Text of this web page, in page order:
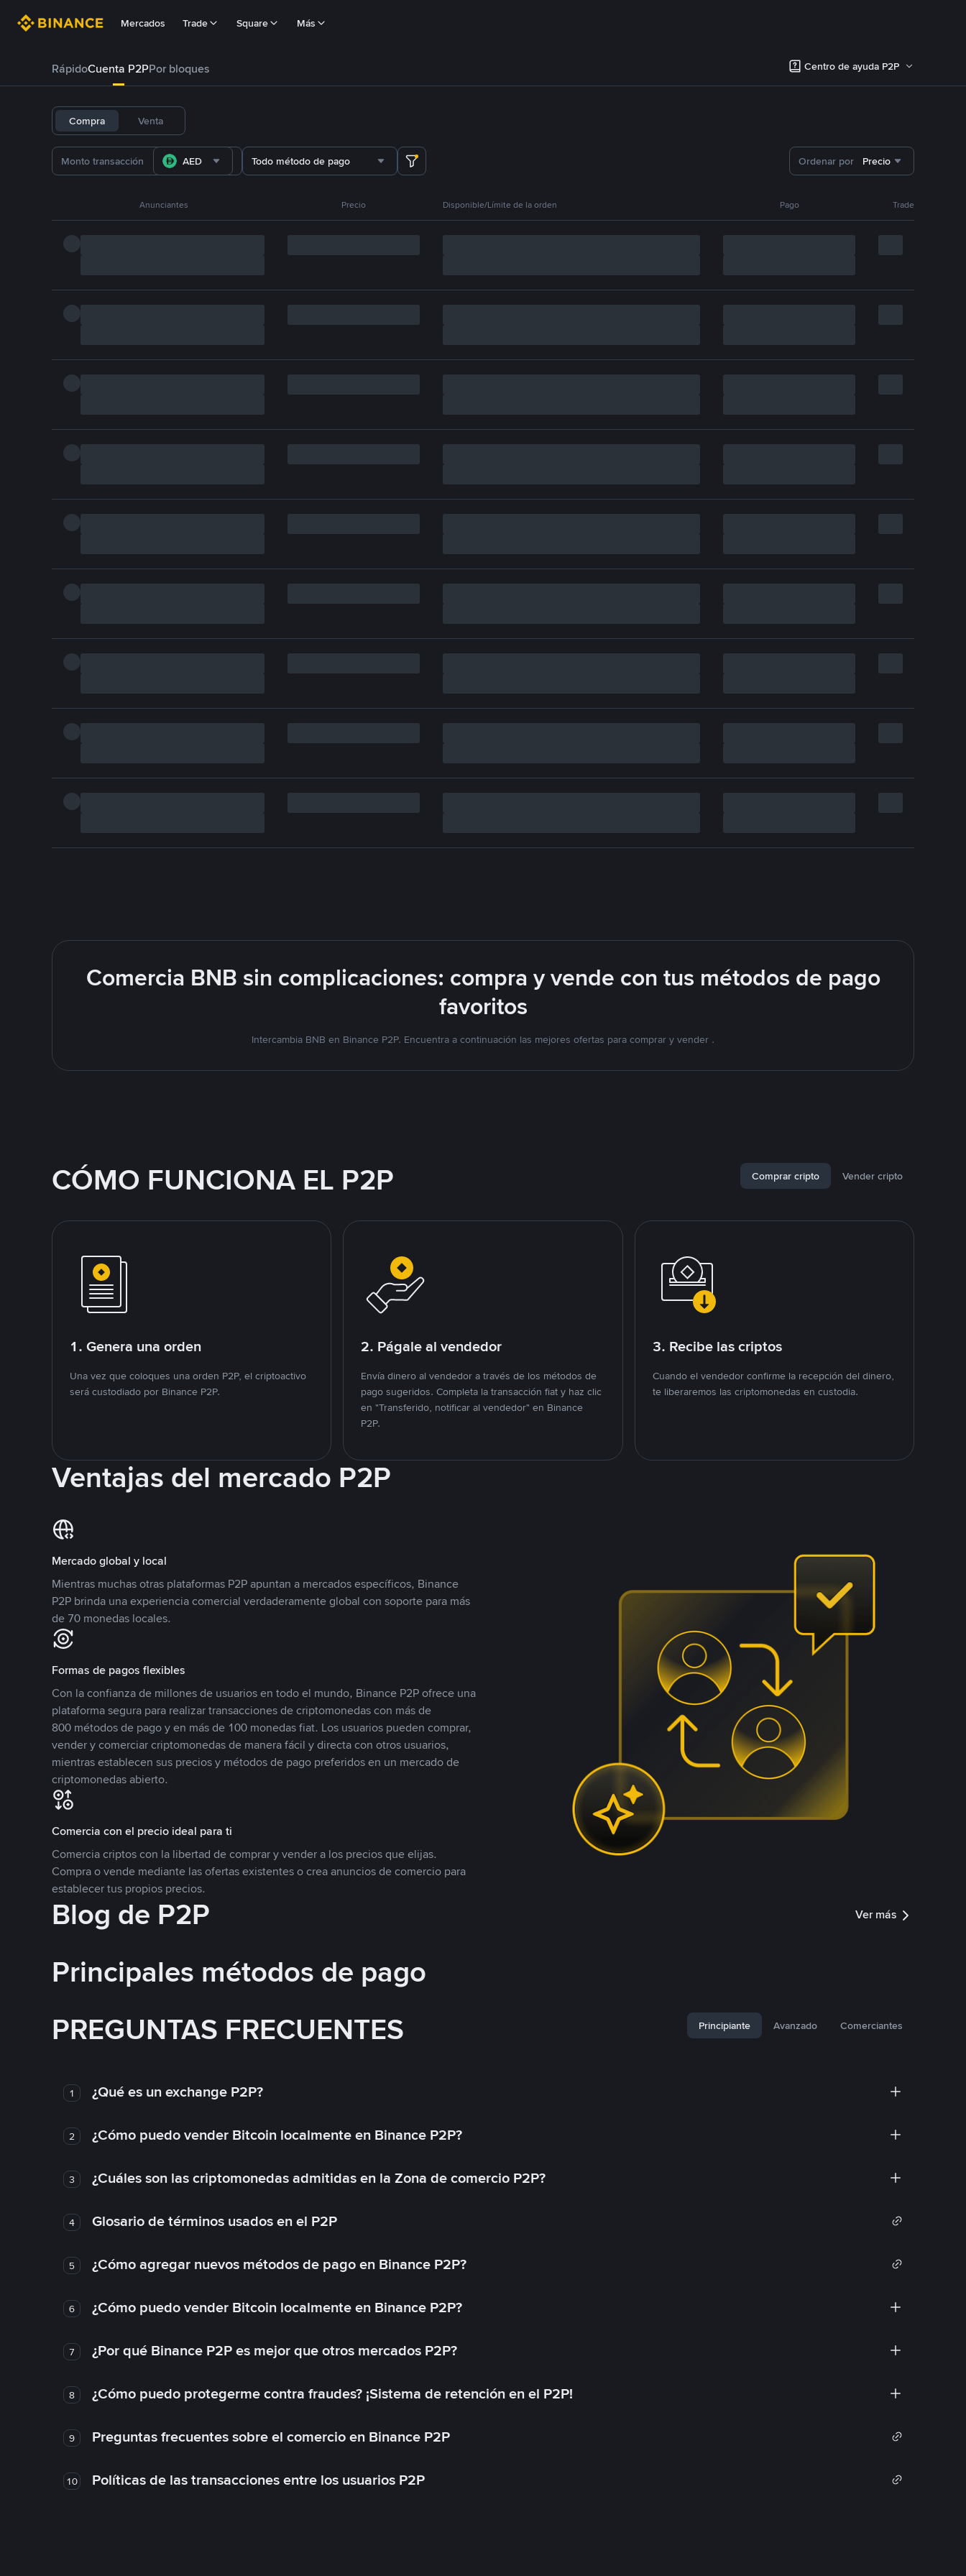
Mercados Trade Square Más
RápidoCuenta P2PPor bloques Centro de ayuda P2P
Compra Venta
AED Todo método de pago Ordenar por Precio
Anunciantes Precio Disponible/Límite de la orden Pago Trade
Comercia BNB sin complicaciones: compra y vende con tus métodos de pago
favoritos
Intercambia BNB en Binance P2P. Encuentra a continuación las mejores ofertas para comprar y vender .
CÓMO FUNCIONA EL P2P Comprar cripto Vender cripto
1. Genera una orden
Una vez que coloques una orden P2P, el criptoactivo
será custodiado por Binance P2P.
2. Págale al vendedor
Envía dinero al vendedor a través de los métodos de
pago sugeridos. Completa la transacción fiat y haz clic
en "Transferido, notificar al vendedor" en Binance
P2P.
3. Recibe las criptos
Cuando el vendedor confirme la recepción del dinero,
te liberaremos las criptomonedas en custodia.
Ventajas del mercado P2P
Mercado global y local
Mientras muchas otras plataformas P2P apuntan a mercados específicos, Binance
P2P brinda una experiencia comercial verdaderamente global con soporte para más
de 70 monedas locales.
Formas de pagos flexibles
Con la confianza de millones de usuarios en todo el mundo, Binance P2P ofrece una
plataforma segura para realizar transacciones de criptomonedas con más de
800 métodos de pago y en más de 100 monedas fiat. Los usuarios pueden comprar,
vender y comerciar criptomonedas de manera fácil y directa con otros usuarios,
mientras establecen sus precios y métodos de pago preferidos en un mercado de
criptomonedas abierto.
Comercia con el precio ideal para ti
Comercia criptos con la libertad de comprar y vender a los precios que elijas.
Compra o vende mediante las ofertas existentes o crea anuncios de comercio para
establecer tus propios precios.
Blog de P2P Ver más
Principales métodos de pago
PREGUNTAS FRECUENTES
Principiante Avanzado Comerciantes
1 ¿Qué es un exchange P2P?
2 ¿Cómo puedo vender Bitcoin localmente en Binance P2P?
3 ¿Cuáles son las criptomonedas admitidas en la Zona de comercio P2P?
4 Glosario de términos usados en el P2P
5 ¿Cómo agregar nuevos métodos de pago en Binance P2P?
6 ¿Cómo puedo vender Bitcoin localmente en Binance P2P?
7 ¿Por qué Binance P2P es mejor que otros mercados P2P?
8 ¿Cómo puedo protegerme contra fraudes? ¡Sistema de retención en el P2P!
9 Preguntas frecuentes sobre el comercio en Binance P2P
10 Políticas de las transacciones entre los usuarios P2P